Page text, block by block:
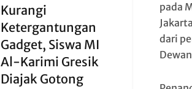
pada
dari
Kurangi
Ketergantungan
Gadget, Siswa MI
Al-Karimi Gresik
Diajak Gotong